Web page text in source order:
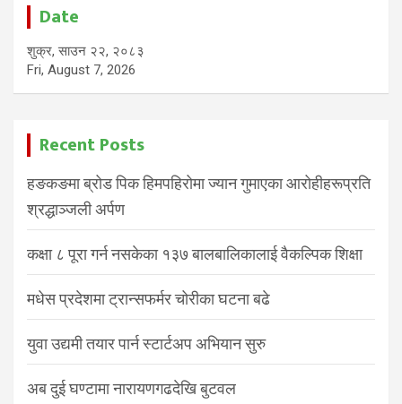
Date
शुक्र, साउन २२, २०८३
Fri, August 7, 2026
Recent Posts
हङकङमा ब्रोड पिक हिमपहिरोमा ज्यान गुमाएका आरोहीहरूप्रति
श्रद्धाञ्जली अर्पण
कक्षा ८ पूरा गर्न नसकेका १३७ बालबालिकालाई वैकल्पिक शिक्षा
मधेस प्रदेशमा ट्रान्सफर्मर चोरीका घटना बढे
युवा उद्यमी तयार पार्न स्टार्टअप अभियान सुरु
अब दुई घण्टामा नारायणगढदेखि बुटवल